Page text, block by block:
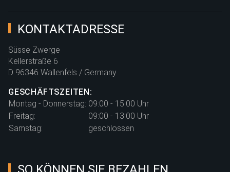
KONTAKTADRESSE
Süsse Zwerge
Kellerstraße 6
D 96346 Wallenfels / Germany
GESCHÄFTSZEITEN:
Montag - Donnerstag: 09:00 - 15:00 Uhr
Freitag:
09:00 - 13:00 Uhr
Samstag:
geschlossen